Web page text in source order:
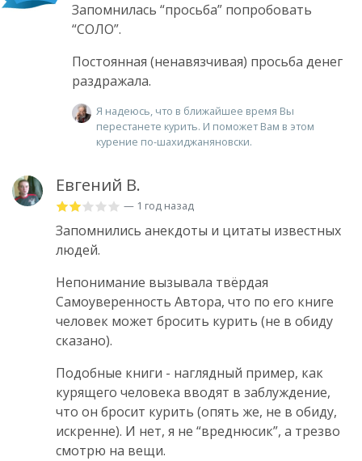
Запомнилась “просьба” попробовать
“СОЛО”.
Постоянная (ненавязчивая) просьба денег
раздражала.
Я надеюсь, что в ближайшее время Вы
перестанете курить. И поможет Вам в этом
курение по-шахиджаняновски.
Евгений В.
— 1 год назад
Запомнились анекдоты и цитаты известных
людей.
Непонимание вызывала твёрдая
Самоуверенность Автора, что по его книге
человек может бросить курить (не в обиду
сказано).
Подобные книги - наглядный пример, как
курящего человека вводят в заблуждение,
что он бросит курить (опять же, не в обиду,
искренне). И нет, я не “вреднюсик”, а трезво
смотрю на вещи.